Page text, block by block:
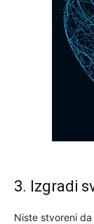
3. Izgradi
Niste stvoreni